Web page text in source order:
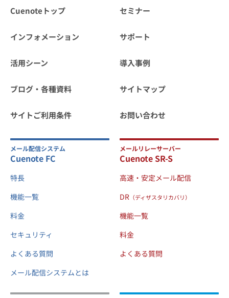
Cuenoteトップ セミナー
インフォメーション サポート
活用シーン 導入事例
ブログ・各種資料 サイトマップ
サイトご利用条件 お問い合わせ
メール配信システム
Cuenote FC
特長
機能一覧
料金
セキュリティ
よくある質問
メール配信システムとは
メールリレーサーバー
Cuenote SR-S
高速・安定メール配信
DR （ディザスタリカバリ）
機能一覧
料金
よくある質問